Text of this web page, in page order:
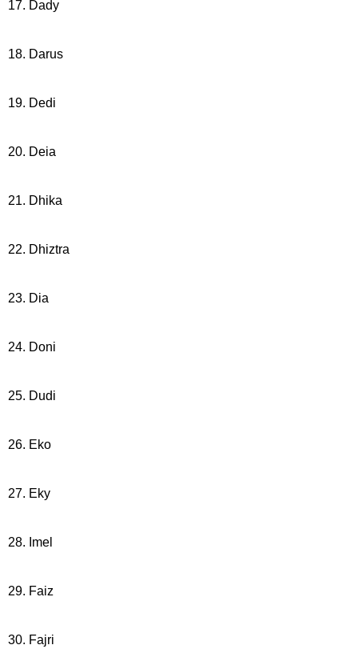
17. Dady
18. Darus
19. Dedi
20. Deia
21. Dhika
22. Dhiztra
23. Dia
24. Doni
25. Dudi
26. Eko
27. Eky
28. Imel
29. Faiz
30. Fajri